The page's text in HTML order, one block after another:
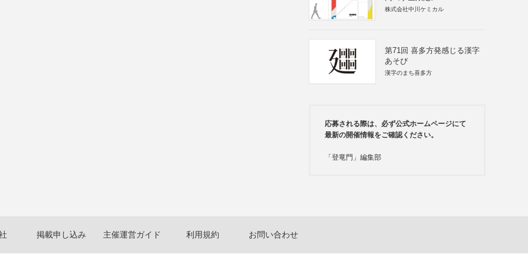
株式会社中川ケミカル
第71回 喜多方発感じる漢字
あそび
漢字のまち喜多方
応募される際は、必ず公式ホームページにて
最新の開催情報をご確認ください。
「登竜門」編集部
掲載申し込み 主催運営ガイド 利用規約 お問い合わせ